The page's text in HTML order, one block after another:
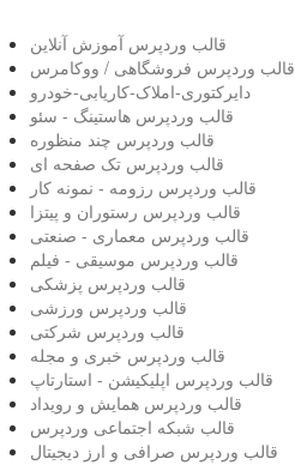
قالب وردپرس آموزش آنلاین
قالب وردپرس فروشگاهی / ووکامرس
دایرکتوری-املاک-کاریابی-خودرو
قالب وردپرس هاستینگ - سئو
قالب وردپرس چند منظوره
قالب وردپرس تک صفحه ای
قالب وردپرس رزومه - نمونه کار
قالب وردپرس رستوران و پیتزا
قالب وردپرس معماری - صنعتی
قالب وردپرس موسیقی - فیلم
قالب وردپرس پزشکی
قالب وردپرس ورزشی
قالب وردپرس شرکتی
قالب وردپرس خبری و مجله
قالب وردپرس اپلیکیشن - استارتاپ
قالب وردپرس همایش و رویداد
قالب شبکه اجتماعی وردپرس
قالب وردپرس صرافی و ارز دیجیتال